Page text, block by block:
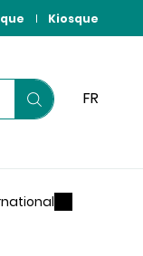
Kiosque
Lancer
FR